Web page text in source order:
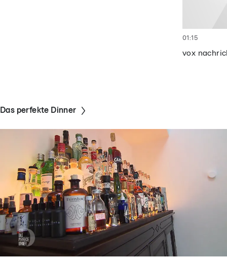
vox
01:15
Das perfekte Dinner